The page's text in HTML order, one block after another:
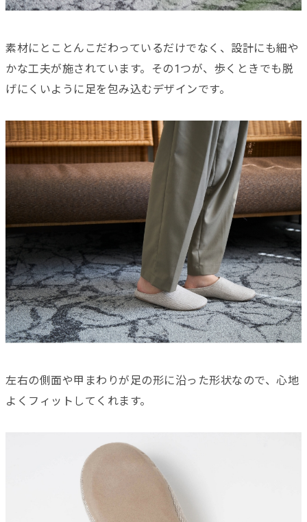
素材にとことんこだわっているだけでなく、設計にも細や
かな工夫が施されています。その1つが、歩くときでも脱
げにくいように足を包み込むデザインです。
左右の側面や甲まわりが足の形に沿った形状なので、心地
よくフィットしてくれます。